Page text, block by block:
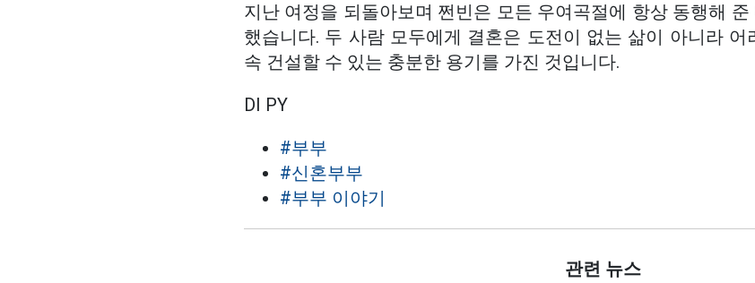
지난 여정을 되돌아보며 쩐빈은 모든 우여곡절에 항상 동행해
했습니다. 두 사람 모두에게 결혼은 도전이 없는 삶이 아니라 어
속 건설할 수 있는 충분한 용기를 가진 것입니다.
DI PY
#부부
#신혼부부
#부부 이야기
관련 뉴스